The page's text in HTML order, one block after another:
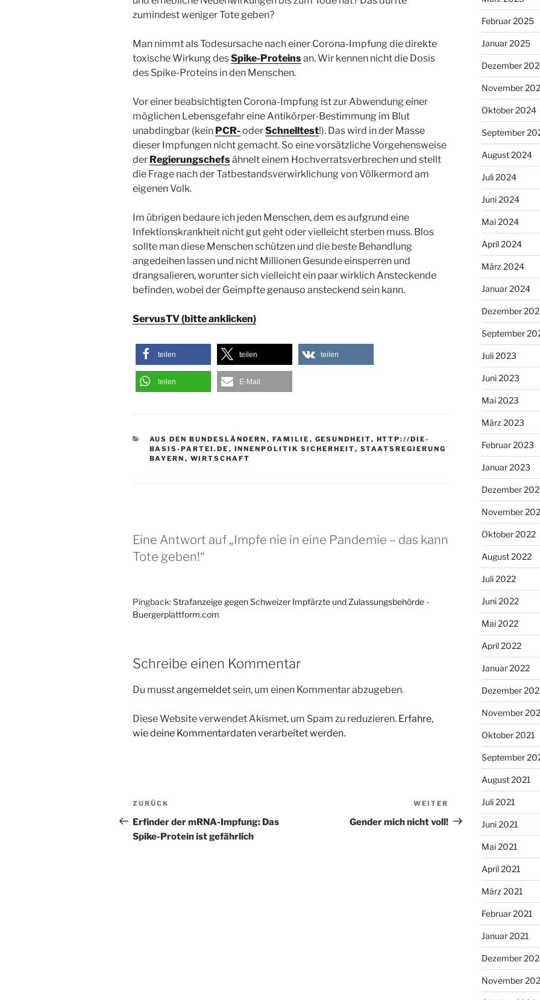
zumindest weniger Tote geben?
Man nimmt als Todesursache nach einer Corona-Impfung die direkte
toxische Wirkung desSpike-Proteinsan. Wir kennen nicht die Dosis
des Spike-Proteins in den Menschen.
Vor einer beabsichtigten Corona-Impfung ist zur Abwendung einer
möglichen Lebensgefahr eine Antikörper-Bestimmung im Blut
unabdingbar (kein PCR-oderSchnelltest!). Das wird in der Masse
dieser Impfungen nicht gemacht. So eine vorsätzliche Vorgehensweise
der Regierungschefsähnelt einem Hochverratsverbrechen und stellt
die Frage nach der Tatbestandsverwirklichung von Völkermord am
eigenen Volk.
Im übrigen bedaure ich jeden Menschen, dem es aufgrund eine
Infektionskrankheit nicht gut geht oder vielleicht sterben muss. Blos
sollte man diese Menschen schützen und die beste Behandlung
angedeihen lassen und nicht Millionen Gesunde einsperren und
drangsalieren, worunter sich vielleicht ein paar wirklich Ansteckende
befinden, wobei der Geimpfte genauso ansteckend sein kann.
ServusTV (bitte anklicken)
teilen teilen teilen
teilen E-Mail
KATEGORIEN
AUS DEN BUNDESLÄNDERN , FAMILIE , GESUNDHEIT, HTTP://DIE-
BASIS-PARTEI.DE , INNENPOLITIK SICHERHEIT, STAATSREGIERUNG
BAYERN , WIRTSCHAFT
Eine Antwort auf „Impfe nie in eine Pandemie – das kann
Tote geben!“
Pingback:Strafanzeige gegen Schweizer Impfärzte und Zulassungsbehörde -
Buergerplattform.com
Schreibe einen Kommentar
Du musstangemeldetsein, um einen Kommentar abzugeben.
Diese Website verwendet Akismet, um Spam zu reduzieren. Erfahre,
wie deine Kommentardaten verarbeitet werden.
Beitragsnavigation
Vorheriger
Beitrag
ZURÜCK
Erfinder der mRNA-Impfung: Das
Spike-Protein ist gefährlich
Nächster
Beitrag
WEITER
Gender mich nicht voll!
Februar 2025
Januar 2025
Dezember
November
Oktober 2024
September
August 2024
Juli 2024
Juni 2024
Mai 2024
April 2024
März 2024
Januar 2024
Dezember
September
Juli 2023
Juni 2023
Mai 2023
März 2023
Februar 2023
Januar 2023
Dezember
November
Oktober 2022
August 2022
Juli 2022
Juni 2022
Mai 2022
April 2022
Januar 2022
Dezember
November
Oktober 2021
September
August 2021
Juli 2021
Juni 2021
Mai 2021
April 2021
März 2021
Februar 2021
Januar 2021
Dezember
November